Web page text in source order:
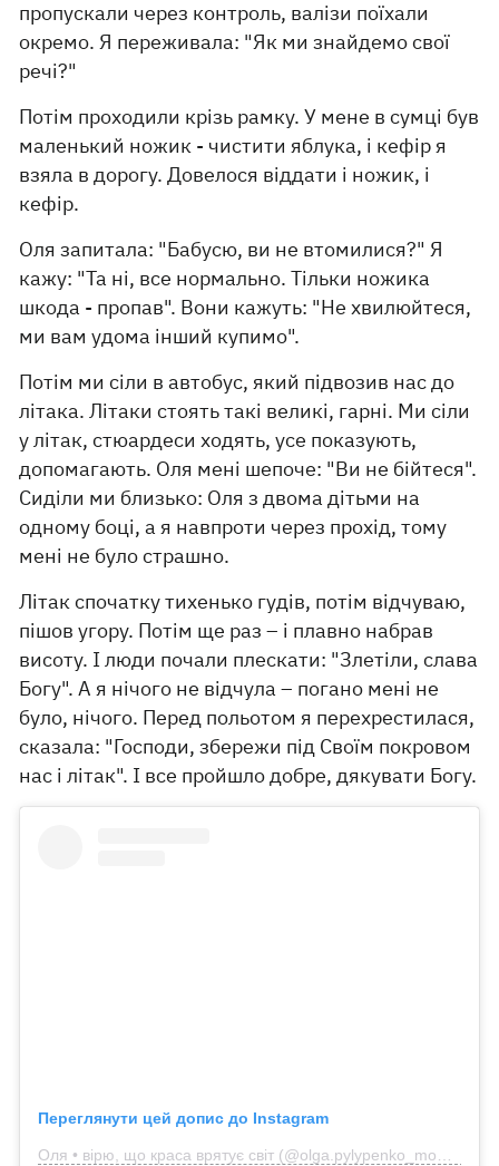
пропускали через контроль, валізи поїхали
окремо. Я переживала: "Як ми знайдемо свої
речі?"
Потім проходили крізь рамку. У мене в сумці був
маленький ножик - чистити яблука, і кефір я
взяла в дорогу. Довелося віддати і ножик, і
кефір.
Оля запитала: "Бабусю, ви не втомилися?" Я
кажу: "Та ні, все нормально. Тільки ножика
шкода - пропав". Вони кажуть: "Не хвилюйтеся,
ми вам удома інший купимо".
Потім ми сіли в автобус, який підвозив нас до
літака. Літаки стоять такі великі, гарні. Ми сіли
у літак, стюардеси ходять, усе показують,
допомагають. Оля мені шепоче: "Ви не бійтеся".
Сиділи ми близько: Оля з двома дітьми на
одному боці, а я навпроти через прохід, тому
мені не було страшно.
Літак спочатку тихенько гудів, потім відчуваю,
пішов угору. Потім ще раз – і плавно набрав
висоту. І люди почали плескати: "Злетіли, слава
Богу". А я нічого не відчула – погано мені не
було, нічого. Перед польотом я перехрестилася,
сказала: "Господи, збережи під Своїм покровом
нас і літак". І все пройшло добре, дякувати Богу.
Переглянути цей допис до Instagram
Оля • вірю, що краса врятує світ (@olga.pylypenko_model)